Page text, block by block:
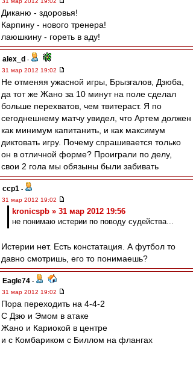
Диканю - здоровья!
Карпину - нового тренера!
лаюшкину - гореть в аду!
alex_d -
31 мар 2012 19:02
Не отменяя ужасной игры, Брызгалов, Дзюба,
да тот же Жано за 10 минут на поле сделал
больше перехватов, чем твитераст. Я по
сегоднешнему матчу увидел, что Артем должен
как минимум капитанить, и как максимум
диктовать игру. Почему спрашивается только
он в отличной форме? Проиграли по делу,
свои 2 гола мы обязыны были забивать
ccp1 -
31 мар 2012 19:02
kronicspb » 31 мар 2012 19:56
не понимаю истерии по поводу судейства...
Истерии нет. Есть констатация. А футбол то
давно смотришь, его то понимаешь?
Eagle74 -
31 мар 2012 19:02
Пора переходить на 4-4-2
С Дзю и Эмом в атаке
Жано и Кариокой в центре
и с Комбариком с Биллом на флангах